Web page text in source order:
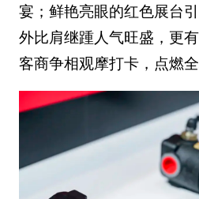
宴；鲜艳亮眼的红色展台
外比肩继踵人气旺盛，更
客商争相观摩打卡，点燃全